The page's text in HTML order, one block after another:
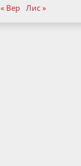
« Вер Лис »